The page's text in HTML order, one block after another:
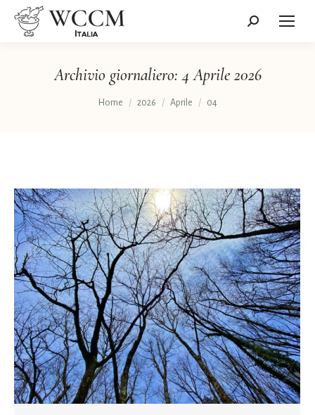
Cerca:
Archivio giornaliero:4 Aprile 2026
Tu sei qui:
Home 2026 Aprile 04